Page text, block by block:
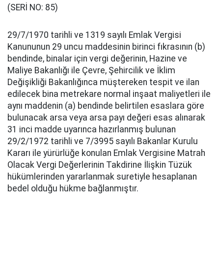
(SERİ NO: 85)
29/7/1970 tarihli ve 1319 sayılı Emlak Vergisi
Kanununun 29 uncu maddesinin birinci fıkrasının (b)
bendinde, binalar için vergi değerinin, Hazine ve
Maliye Bakanlığı ile Çevre, Şehircilik ve İklim
Değişikliği Bakanlığınca müştereken tespit ve ilan
edilecek bina metrekare normal inşaat maliyetleri ile
aynı maddenin (a) bendinde belirtilen esaslara göre
bulunacak arsa veya arsa payı değeri esas alınarak
31 inci madde uyarınca hazırlanmış bulunan
29/2/1972 tarihli ve 7/3995 sayılı Bakanlar Kurulu
Kararı ile yürürlüğe konulan Emlak Vergisine Matrah
Olacak Vergi Değerlerinin Takdirine İlişkin Tüzük
hükümlerinden yararlanmak suretiyle hesaplanan
bedel olduğu hükme bağlanmıştır.